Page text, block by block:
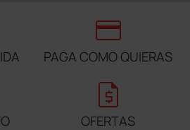
credit_card
PAGA COMO QUIERAS
request_quote
OFERTAS